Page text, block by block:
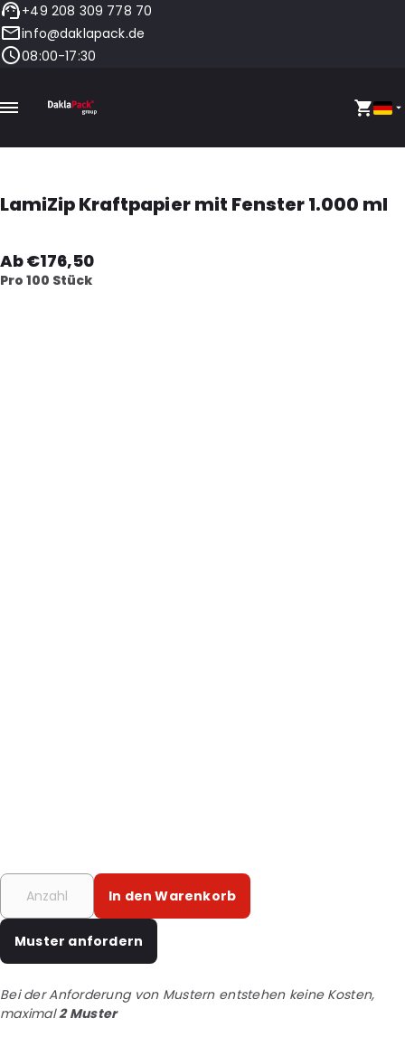
+49 208 309 778 70
info@daklapack.de
08:00-17:30
LamiZip Kraftpapier mit Fenster 1.000 ml
Ab €176,50
Pro 100 Stück
In den Warenkorb
Muster anfordern
Bei der Anforderung von Mustern entstehen keine Kosten,
maximal2 Muster